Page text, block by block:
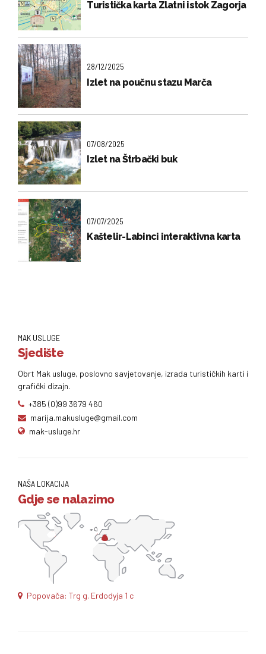
Turistička karta Zlatni istok Zagorja
28/12/2025
Izlet na poučnu stazu Marča
07/08/2025
Izlet na Štrbački buk
07/07/2025
Kaštelir-Labinci interaktivna karta
MAK USLUGE
Sjedište
Obrt Mak usluge, poslovno savjetovanje, izrada turističkih karti i
grafički dizajn.
+385 (0)99 3679 460
marija.makusluge@gmail.com
mak-usluge.hr
NAŠA LOKACIJA
Gdje se nalazimo
Popovača: Trg g. Erdodyja 1 c